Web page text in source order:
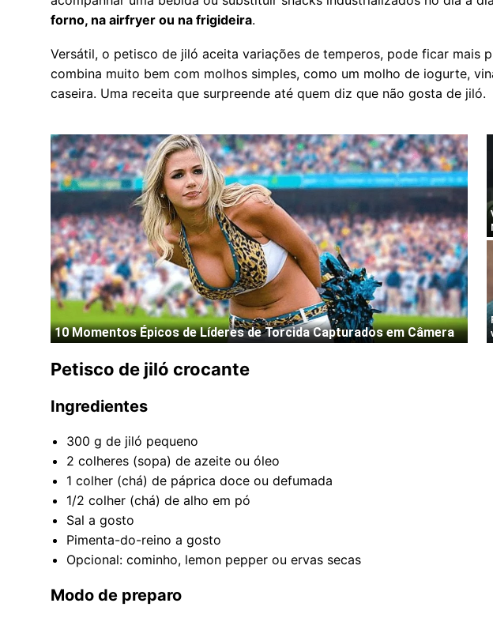
forno, na airfryer ou na frigideira.
Versátil, o petisco de jiló aceita variações de temperos, pode ficar mais
combina muito bem com molhos simples, como um molho de iogurte,
caseira. Uma receita que surpreende até quem diz que não gosta de jiló.
Petisco de jiló crocante
Ingredientes
300 g de jiló pequeno
2 colheres (sopa) de azeite ou óleo
1 colher (chá) de páprica doce ou defumada
1/2 colher (chá) de alho em pó
Sal a gosto
Pimenta-do-reino a gosto
Opcional: cominho, lemon pepper ou ervas secas
Modo de preparo